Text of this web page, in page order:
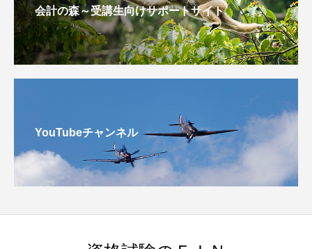
会計の森～受講生向けサポートサイト
YouTubeチャンネル